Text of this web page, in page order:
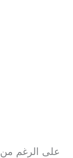
على الرغم من